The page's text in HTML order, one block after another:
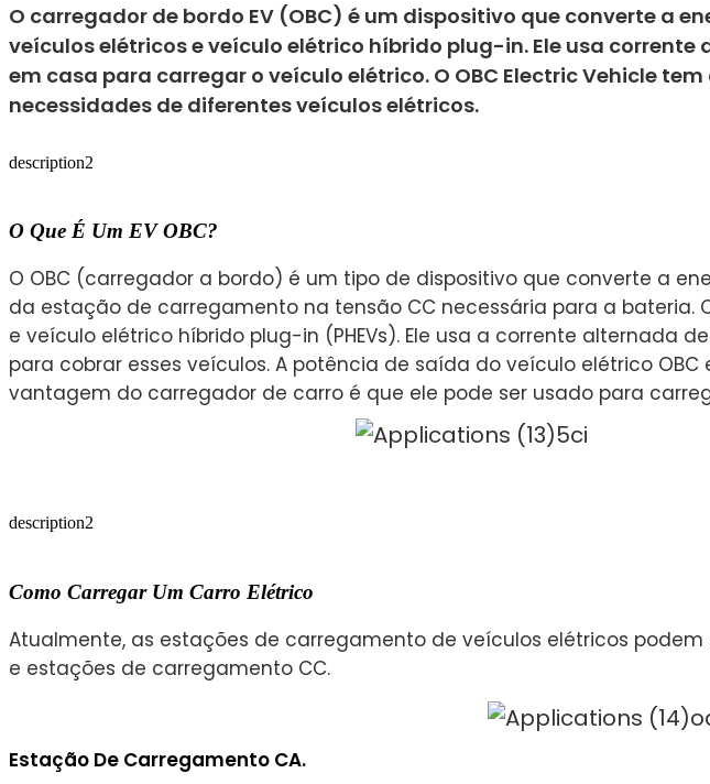
O carregador de bordo EV (OBC) é um dispositivo que converte a
veículos elétricos e veículo elétrico híbrido plug-in. Ele usa
em casa para carregar o veículo elétrico. O OBC Electric Vehicle
necessidades de diferentes veículos elétricos.
description2
O Que É Um EV OBC?
O OBC (carregador a bordo) é um tipo de dispositivo que converte a
da estação de carregamento na tensão CC necessária para a bateria.
e veículo elétrico híbrido plug-in (PHEVs). Ele usa a corrente alternada
para cobrar esses veículos. A potência de saída do veículo elétrico OBC
vantagem do carregador de carro é que ele pode ser usado para
description2
Como Carregar Um Carro Elétrico
Atualmente, as estações de carregamento de veículos elétricos
e estações de carregamento CC.
Estação De Carregamento CA.